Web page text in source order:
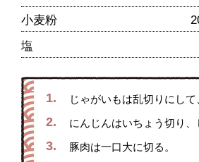
小麦粉
塩
1. じゃがいもは乱切りにし
2. にんじんはいちょう切り
3. 豚肉は一口大に切る。